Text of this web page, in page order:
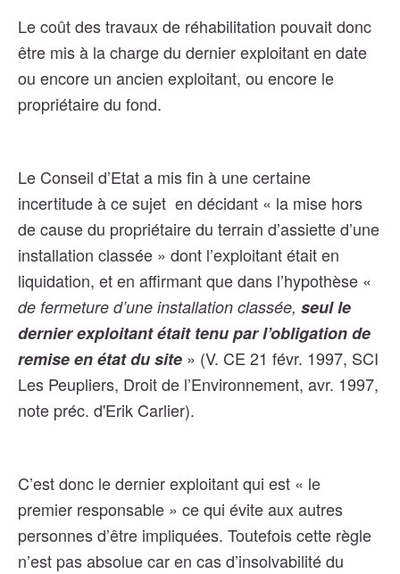
Le coût des travaux de réhabilitation pouvait donc
être mis à la charge du dernier exploitant en date
ou encore un ancien exploitant, ou encore le
propriétaire du fond.
Le Conseil d’Etat a mis fin à une certaine
incertitude à ce sujet en décidant « la mise hors
de cause du propriétaire du terrain d’assiette d’une
installation classée » dont l’exploitant était en
liquidation, et en affirmant que dans l’hypothèse «
de fermeture d’une installation classée, seul le
dernier exploitant était tenu par l’obligation de
remise en état du site » (V. CE 21 févr. 1997, SCI
Les Peupliers, Droit de l’Environnement, avr. 1997,
note préc. d'Erik Carlier).
C’est donc le dernier exploitant qui est « le
premier responsable » ce qui évite aux autres
personnes d’être impliquées. Toutefois cette règle
n’est pas absolue car en cas d’insolvabilité du